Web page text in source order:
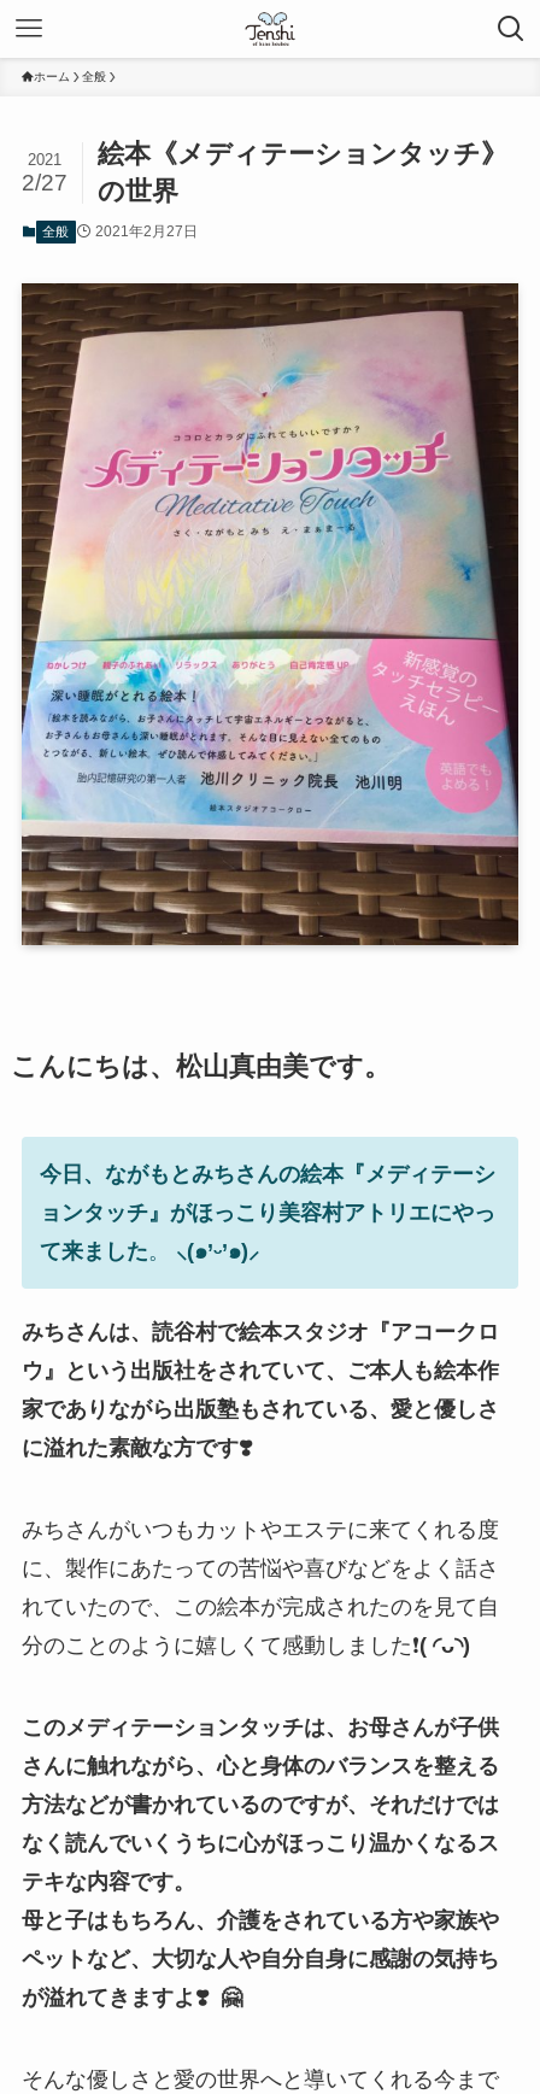
ホーム 全般
絵本《メディテーションタッチ》
の世界
2021
2/27
全般 2021年2月27日
こんにちは、松山真由美です。
今日、ながもとみちさんの絵本『メディテーシ
ョンタッチ』がほっこり美容村アトリエにやっ
て来ました。 ⸜(๑’ᵕ’๑)⸝
みちさんは、読谷村で絵本スタジオ『アコークロ
ウ』という出版社をされていて、ご本人も絵本作
家でありながら出版塾もされている、愛と優しさ
に溢れた素敵な方です❣️
みちさんがいつもカットやエステに来てくれる度
に、製作にあたっての苦悩や喜びなどをよく話さ
れていたので、この絵本が完成されたのを見て自
分のことのように嬉しくて感動しました❗️( ◜ᴗ◝)
このメディテーションタッチは、お母さんが子供
さんに触れながら、心と身体のバランスを整える
方法などが書かれているのですが、それだけでは
なく読んでいくうちに心がほっこり温かくなるス
テキな内容です。
母と子はもちろん、介護をされている方や家族や
ペットなど、大切な人や自分自身に感謝の気持ち
が溢れてきますよ❣️ 🤗
そんな優しさと愛の世界へと導いてくれる今まで